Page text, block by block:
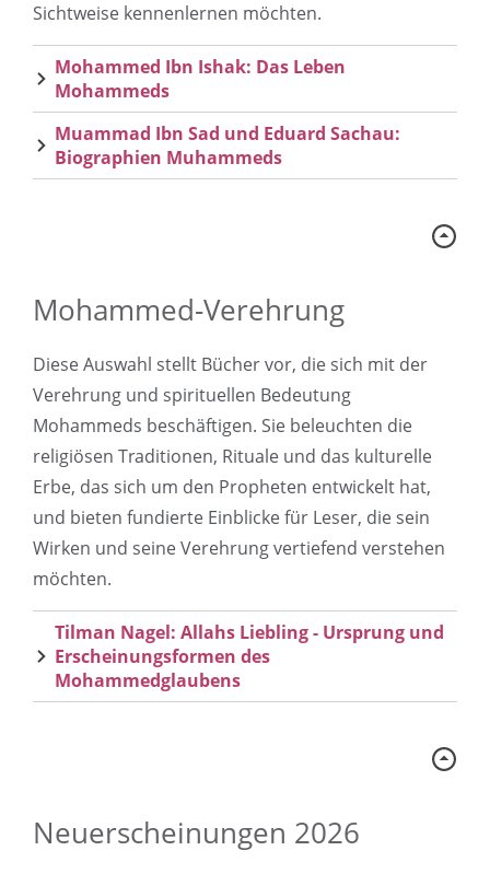
Sichtweise kennenlernen möchten.
Mohammed Ibn Ishak: Das Leben
Mohammeds
Muammad Ibn Sad und Eduard Sachau:
Biographien Muhammeds
Mohammed-Verehrung
Diese Auswahl stellt Bücher vor, die sich mit der
Verehrung und spirituellen Bedeutung
Mohammeds beschäftigen. Sie beleuchten die
religiösen Traditionen, Rituale und das kulturelle
Erbe, das sich um den Propheten entwickelt hat,
und bieten fundierte Einblicke für Leser, die sein
Wirken und seine Verehrung vertiefend verstehen
möchten.
Tilman Nagel: Allahs Liebling - Ursprung und
Erscheinungsformen des
Mohammedglaubens
Neuerscheinungen 2026